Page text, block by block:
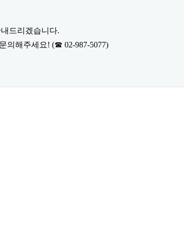
드리겠습니다.
의해주세요! (☎ 02-987-5077)